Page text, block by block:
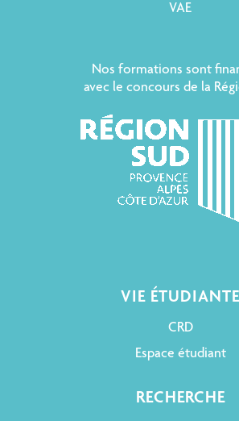
VAE
Nos formations sont
avec le concours de la
VIE ÉTUDIANTE
CRD
Espace étudiant
RECHERCHE